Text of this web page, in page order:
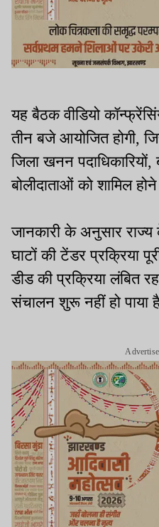
यह बैठक वीडियो
तीन बजे आयोजित होगी,
जिला खनन
बोलीदाताओं को शामिल
जानकारी के अनुसार
घाटों की टेंडर प्रक्रिया
डीड की प्रक्रिया लंबित
संचालन शुरू नहीं हो पाया